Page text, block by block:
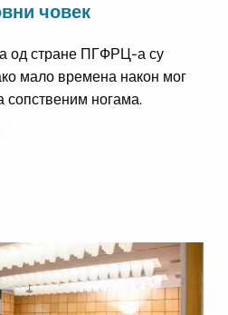
човек
од стране ПГФРЦ-а су
мало времена након мог
сопственим ногама.